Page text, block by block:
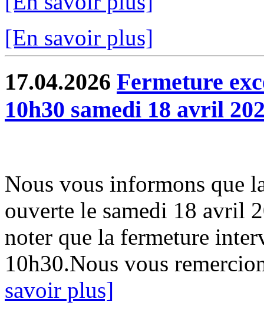
[En savoir plus]
17.04.2026 Fermeture
10h30 samedi 18 avril
Nous vous informons que
ouverte le samedi 18 avril
noter que la fermeture
10h30.Nous vous
savoir plus]